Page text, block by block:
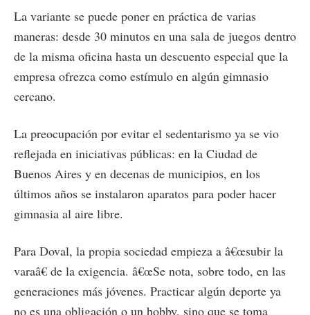
La variante se puede poner en práctica de varias
maneras: desde 30 minutos en una sala de juegos dentro
de la misma oficina hasta un descuento especial que la
empresa ofrezca como estímulo en algún gimnasio
cercano.
La preocupación por evitar el sedentarismo ya se vio
reflejada en iniciativas públicas: en la Ciudad de
Buenos Aires y en decenas de municipios, en los
últimos años se instalaron aparatos para poder hacer
gimnasia al aire libre.
Para Doval, la propia sociedad empieza a â€œsubir la
varaâ€ de la exigencia. â€œSe nota, sobre todo, en las
generaciones más jóvenes. Practicar algún deporte ya
no es una obligación o un hobby, sino que se toma